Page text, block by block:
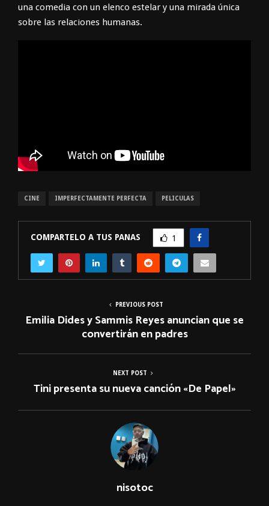
una comedia con un elenco estelar y una mirada única
sobre las relaciones humanas.
CINE IMPERFECTAMENTE PERFECTA PELICULAS
COMPARTELO A TUS PANAS 1
PREVIOUS POST
Emilia Dides y Sammis Reyes anuncian que se
convertirán en padres
NEXT POST
Tini presenta su nueva canción «De Papel»
nisotoc